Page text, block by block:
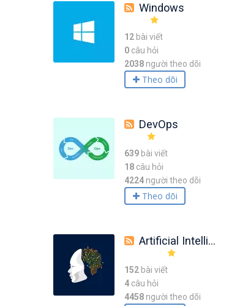
Windows
12 bài viết
0 câu hỏi
2038 người theo dõi
Theo dõi
DevOps
639 bài viết
18 câu hỏi
4224 người theo dõi
Theo dõi
Artificial Intelligence
152 bài viết
4 câu hỏi
4458 người theo dõi